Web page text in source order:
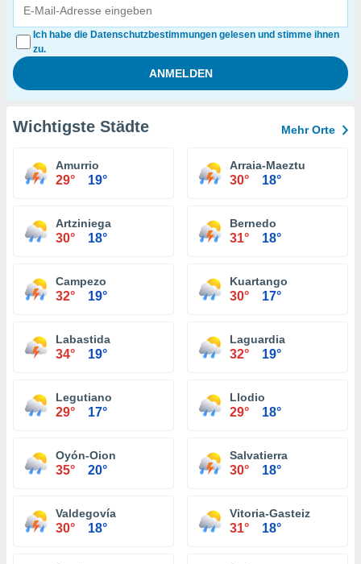
Ich habe die Datenschutzbestimmungen gelesen und stimme ihnen
zu.
Wichtigste Städte Mehr Orte
Amurrio
29° 19°
Arraia-Maeztu
30° 18°
Artziniega
30° 18°
Bernedo
31° 18°
Campezo
32° 19°
Kuartango
30° 17°
Labastida
34° 19°
Laguardia
32° 19°
Legutiano
29° 17°
Llodio
29° 18°
Oyón-Oion
35° 20°
Salvatierra
30° 18°
Valdegovía
30° 18°
Vitoria-Gasteiz
31° 18°